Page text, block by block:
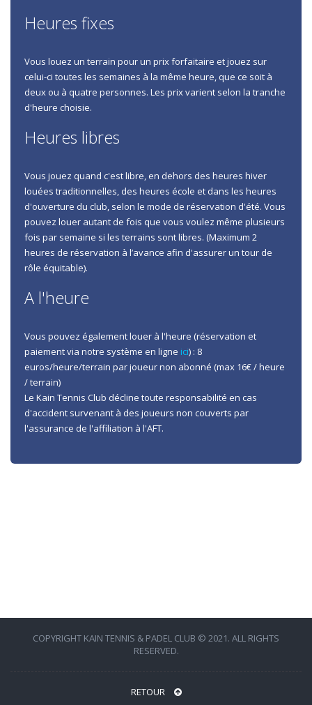
Heures fixes
Vous louez un terrain pour un prix forfaitaire et jouez sur
celui-ci toutes les semaines à la même heure, que ce soit à
deux ou à quatre personnes. Les prix varient selon la tranche
d'heure choisie.
Heures libres
Vous jouez quand c'est libre, en dehors des heures hiver
louées traditionnelles, des heures école et dans les heures
d'ouverture du club, selon le mode de réservation d'été. Vous
pouvez louer autant de fois que vous voulez même plusieurs
fois par semaine si les terrains sont libres. (Maximum 2
heures de réservation à l’avance afin d'assurer un tour de
rôle équitable).
A l'heure
Vous pouvez également louer à l'heure (réservation et
paiement via notre système en ligne ici) : 8
euros/heure/terrain par joueur non abonné (max 16€ / heure
/ terrain)
Le Kain Tennis Club décline toute responsabilité en cas
d'accident survenant à des joueurs non couverts par
l'assurance de l'affiliation à l'AFT.
COPYRIGHT KAIN TENNIS & PADEL CLUB © 2021. ALL RIGHTS
RESERVED.
RETOUR